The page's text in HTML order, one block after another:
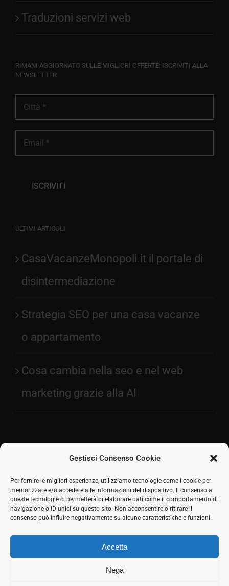
Gestisci Consenso Cookie
Per fornire le migliori esperienze, utilizziamo tecnologie come i cookie per
memorizzare e/o accedere alle informazioni del dispositivo. Il consenso a
queste tecnologie ci permetterà di elaborare dati come il comportamento di
navigazione o ID unici su questo sito. Non acconsentire o ritirare il
consenso può influire negativamente su alcune caratteristiche e funzioni.
Accetta
Nega
Traduzioni servizi web
RIMANI AGGIORNATO SULLE MIGLIORI OFFERTE: ISCRIVITI ALLA
NEWSLETTER
ULTIMI ARTICOLI
CasaVacanzeMonopoli.it il portale di
disintermediazione
Strategia SEO per una casa vacanze
o appartamento
Cosa cambia nella seo e nel web
marketing grazie alla AI
2026 © SH Web s.r.l. Via Tre Settembre, 11 47891
Dogana (RSM) | Tel:
0549 941579 339 125 8380
COE SM21512
Seguici sui social
Facebook
Twitter
LinkedIn